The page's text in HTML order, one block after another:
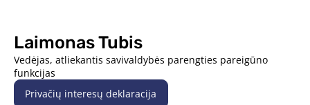
Laimonas Tubis
Vedėjas, atliekantis savivaldybės parengties pareigūno
funkcijas
Privačių interesų deklaracija